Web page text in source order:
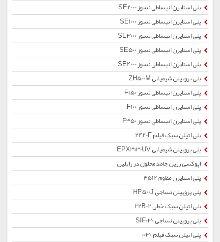
پلی استایرن انبساطی نسوز SE2000
پلی استایرن انبساطی نسوز SE1000
پلی استایرن انبساطی نسوز SE3000
پلی استایرن انبساطی نسوز SE500
پلی استایرن انبساطی نسوز SE4000
پلی پروپیلن شیمیایی ZH500M
پلی استایرن انبساطی نسوز F150
پلی استایرن انبساطی نسوز F100
پلی استایرن انبساطی نسوز F350
پلی اتیلن سبک فیلم 2420F
پلی پروپیلن شیمیایی EPX3130UV
اپوکسی رزین جامد محلول در زایلین
پلی استایرن مقاوم 4512
پلی پروپیلن نساجی HP500J
پلی اتیلن سبک خطی 22B02
پلی پروپیلن نساجی SIF030
پلی اتیلن سبک فیلم 0030